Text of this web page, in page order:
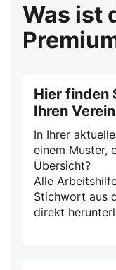
Was ist
Hier finden
Ihren
In Ihrer
einem Muster,
Übersicht?
Alle
Stichwort aus
direkt